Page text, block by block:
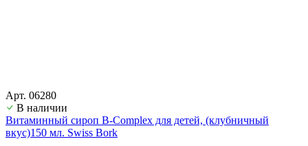
Арт. 06280
В наличии
Витаминный сироп B-Complex для детей, (клубничный
вкус)150 мл. Swiss Bork